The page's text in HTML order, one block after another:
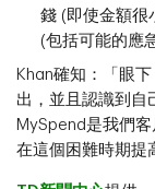
錢 (即使金額很
(包括可能的應
Khan確知：「眼
出，並且認識到自
MySpend是我們
在這個困難時期提